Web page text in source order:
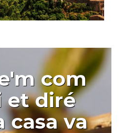
com
et diré
casa va